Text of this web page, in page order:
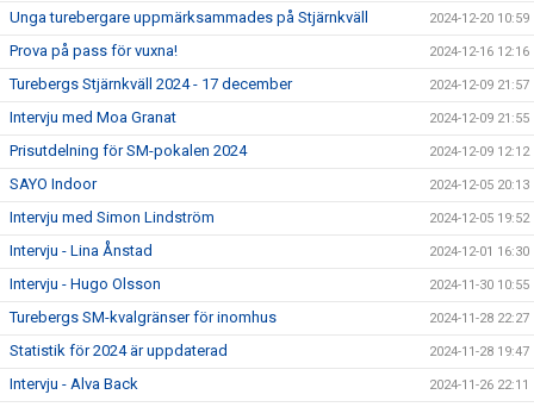
Unga turebergare uppmärksammades på Stjärnkväll 2024-12-20 10:59
Prova på pass för vuxna! 2024-12-16 12:16
Turebergs Stjärnkväll 2024 - 17 december 2024-12-09 21:57
Intervju med Moa Granat 2024-12-09 21:55
Prisutdelning för SM-pokalen 2024 2024-12-09 12:12
SAYO Indoor 2024-12-05 20:13
Intervju med Simon Lindström 2024-12-05 19:52
Intervju - Lina Ånstad 2024-12-01 16:30
Intervju - Hugo Olsson 2024-11-30 10:55
Turebergs SM-kvalgränser för inomhus 2024-11-28 22:27
Statistik för 2024 är uppdaterad 2024-11-28 19:47
Intervju - Alva Back 2024-11-26 22:11